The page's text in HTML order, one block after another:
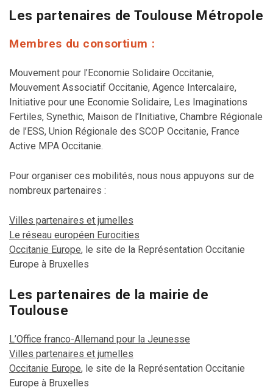
Les partenaires de Toulouse Métropole
Membres du consortium :
Mouvement pour l’Economie Solidaire Occitanie,
Mouvement Associatif Occitanie, Agence Intercalaire,
Initiative pour une Economie Solidaire, Les Imaginations
Fertiles, Synethic, Maison de l’Initiative, Chambre Régionale
de l’ESS, Union Régionale des SCOP Occitanie, France
Active MPA Occitanie.
Pour organiser ces mobilités, nous nous appuyons sur de
nombreux partenaires :
Villes partenaires et jumelles
Le réseau européen Eurocities
Occitanie Europe, le site de la Représentation Occitanie
Europe à Bruxelles
Les partenaires de la mairie de
Toulouse
L’Office franco-Allemand pour la Jeunesse
Villes partenaires et jumelles
Occitanie Europe, le site de la Représentation Occitanie
Europe à Bruxelles